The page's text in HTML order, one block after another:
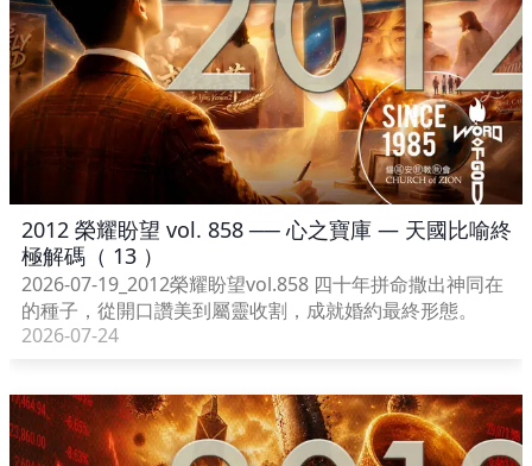
2012 榮耀盼望 vol. 858 ── 心之寶庫 — 天國比喻終
極解碼（ 13 ）
2026-07-19_2012榮耀盼望vol.858 四十年拼命撒出神同在
的種子，從開口讚美到屬靈收割，成就婚約最終形態。
2026-07-24